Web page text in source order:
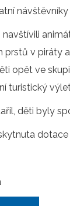
prstů v piráty
opět ve
turistický
děti byly
dotace